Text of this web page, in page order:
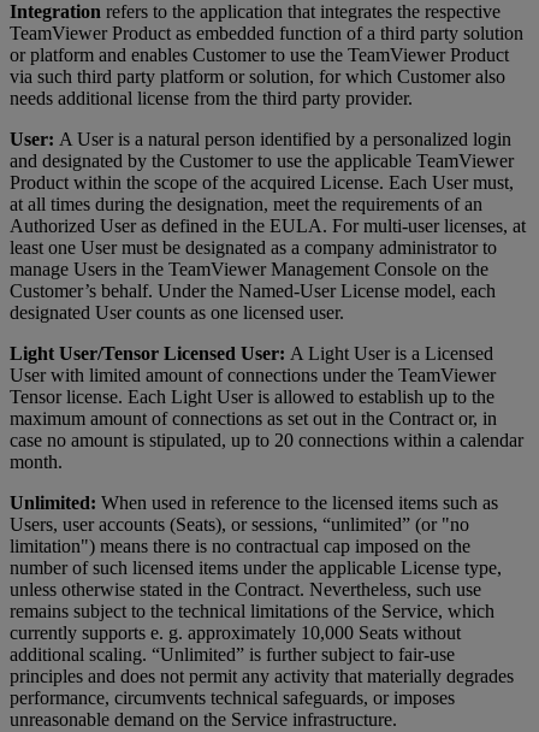
Integration refers to the application that integrates the respective
TeamViewer Product as embedded function of a third party solution
or platform and enables Customer to use the TeamViewer Product
via such third party platform or solution, for which Customer also
needs additional license from the third party provider.
User: A User is a natural person identified by a personalized login
and designated by the Customer to use the applicable TeamViewer
Product within the scope of the acquired License. Each User must,
at all times during the designation, meet the requirements of an
Authorized User as defined in the EULA. For multi-user licenses, at
least one User must be designated as a company administrator to
manage Users in the TeamViewer Management Console on the
Customer’s behalf. Under the Named-User License model, each
designated User counts as one licensed user.
Light User/Tensor Licensed User: A Light User is a Licensed
User with limited amount of connections under the TeamViewer
Tensor license. Each Light User is allowed to establish up to the
maximum amount of connections as set out in the Contract or, in
case no amount is stipulated, up to 20 connections within a calendar
month.
Unlimited: When used in reference to the licensed items such as
Users, user accounts (Seats), or sessions, “unlimited” (or "no
limitation") means there is no contractual cap imposed on the
number of such licensed items under the applicable License type,
unless otherwise stated in the Contract. Nevertheless, such use
remains subject to the technical limitations of the Service, which
currently supports e. g. approximately 10,000 Seats without
additional scaling. “Unlimited” is further subject to fair-use
principles and does not permit any activity that materially degrades
performance, circumvents technical safeguards, or imposes
unreasonable demand on the Service infrastructure.